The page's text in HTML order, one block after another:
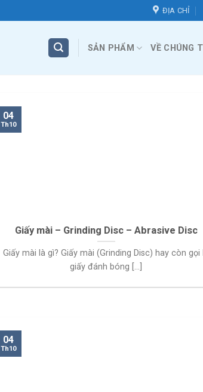
ĐỊA CHỈ
SẢN PHẨM VỀ CHÚNG
Giấy mài – Grinding Disc – Abrasive Disc
Giấy mài là gì? Giấy mài (Grinding Disc) hay còn gọi
giấy đánh bóng [...]
04
Th10
04
Th10